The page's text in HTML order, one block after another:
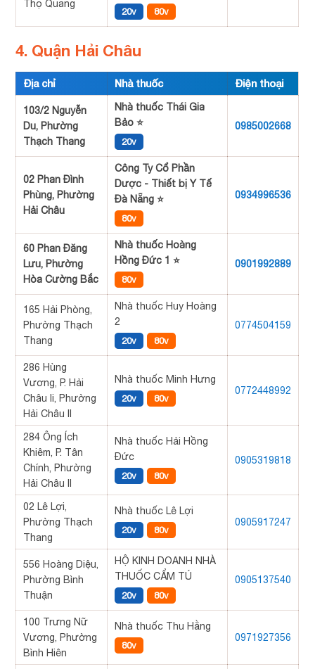
Thọ Quang
20v 80v
4. Quận Hải Châu
Địa chỉ Nhà thuốc Điện thoại
103/2 Nguyễn
Du, Phường
Thạch Thang
Nhà thuốc Thái Gia
Bảo ⭐
20v
0985002668
02 Phan Đình
Phùng, Phường
Hải Châu
Công Ty Cổ Phần
Dược - Thiết bị Y Tế
Đà Nẵng ⭐
80v
0934996536
60 Phan Đăng
Lưu, Phường
Hòa Cường Bắc
Nhà thuốc Hoàng
Hồng Đức 1 ⭐
80v
0901992889
165 Hải Phòng,
Phường Thạch
Thang
Nhà thuốc Huy Hoàng
2
20v 80v
0774504159
286 Hùng
Vương, P. Hải
Châu Ii, Phường
Hải Châu II
Nhà thuốc Minh Hưng
20v 80v
0772448992
284 Ông Ích
Khiêm, P. Tân
Chính, Phường
Hải Châu II
Nhà thuốc Hải Hồng
Đức
20v 80v
0905319818
02 Lê Lợi,
Phường Thạch
Thang
Nhà thuốc Lê Lợi
20v 80v
0905917247
556 Hoàng Diệu,
Phường Bình
Thuận
HỘ KINH DOANH NHÀ
THUỐC CẨM TÚ
20v 80v
0905137540
100 Trưng Nữ
Vương, Phường
Bình Hiên
Nhà thuốc Thu Hằng
80v
0971927356